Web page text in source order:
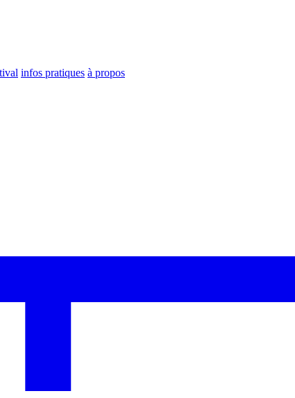
infos pratiques à propos